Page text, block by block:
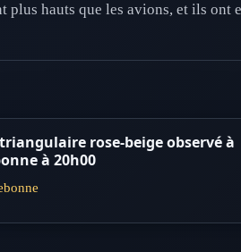
hauts que les avions, et ils
rose-beige observé à
à 20h00